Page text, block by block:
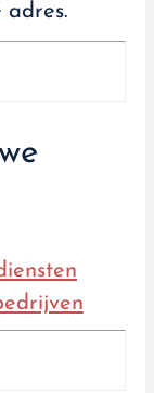
adres.